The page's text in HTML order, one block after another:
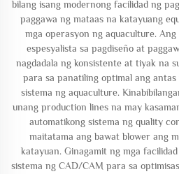
bilang isang modernong facilidad ng
paggawa ng mataas na katayuang
mga operasyon ng aquaculture.
espesyalista sa pagdiseño at
nagdadala ng konsistente at tiyak na
para sa panatiling optimal ang antas
sistema ng aquaculture.
unang production lines na may
automatikong sistema ng quality
maitatama ang bawat blower ang
katayuan. Ginagamit ng mga
sistema ng CAD/CAM para sa